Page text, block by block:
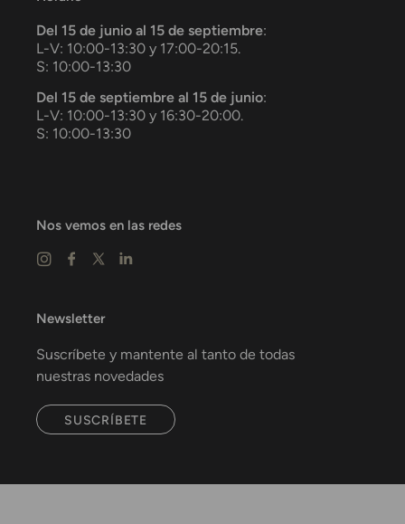
Del 15 de junio al 15 de septiembre:
L-V: 10:00-13:30 y 17:00-20:15.
S: 10:00-13:30
Del 15 de septiembre al 15 de junio:
L-V: 10:00-13:30 y 16:30-20:00.
S: 10:00-13:30
Nos vemos en las redes
Newsletter
Suscríbete y mantente al tanto de todas
nuestras novedades
SUSCRÍBETE